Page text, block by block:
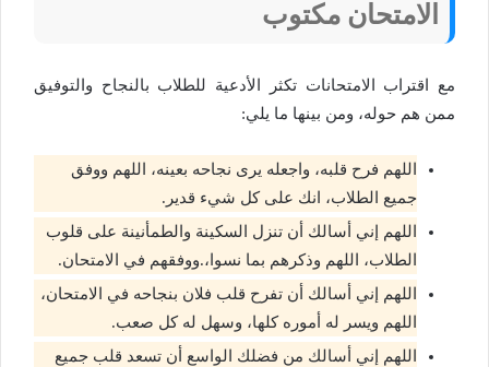
الامتحان مكتوب
مع اقتراب الامتحانات تكثر الأدعية للطلاب بالنجاح والتوفيق
ممن هم حوله، ومن بينها ما يلي:
اللهم فرح قلبه، واجعله يرى نجاحه بعينه، اللهم ووفق
جميع الطلاب، انك على كل شيء قدير.
اللهم إني أسالك أن تنزل السكينة والطمأنينة على قلوب
الطلاب، اللهم وذكرهم بما نسوا،.ووفقهم في الامتحان.
اللهم إني أسالك أن تفرح قلب فلان بنجاحه في الامتحان،
اللهم ويسر له أموره كلها، وسهل له كل صعب.
اللهم إني أسالك من فضلك الواسع أن تسعد قلب جميع